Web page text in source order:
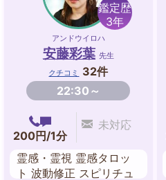
鑑定歴
3年
アンドウイロハ
安藤彩葉 先生
クチコミ
32件
22:30～
200円/1分
未対応
霊感・霊視 霊感タロッ
ト 波動修正 スピリチュ